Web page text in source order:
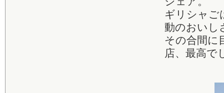
ギリシャご
動のおいし
その合間に
店、最高で